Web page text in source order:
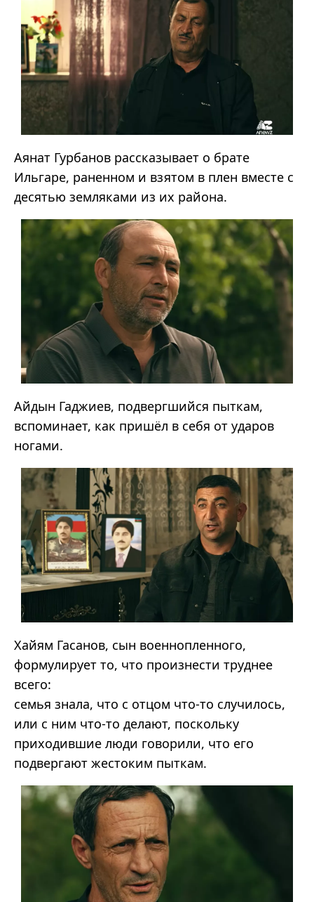
Аянат Гурбанов рассказывает о брате
Ильгаре, раненном и взятом в плен вместе с
десятью земляками из их района.
Айдын Гаджиев, подвергшийся пыткам,
вспоминает, как пришёл в себя от ударов
ногами.
Хайям Гасанов, сын военнопленного,
формулирует то, что произнести труднее
всего:
семья знала, что с отцом что-то случилось,
или с ним что-то делают, поскольку
приходившие люди говорили, что его
подвергают жестоким пыткам.